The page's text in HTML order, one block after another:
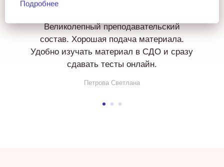
Великолепный преподавательский
состав. Хорошая подача материала.
Удобно изучать материал в СДО и сразу
сдавать тесты онлайн.
Петрова Светлана
Подробнее